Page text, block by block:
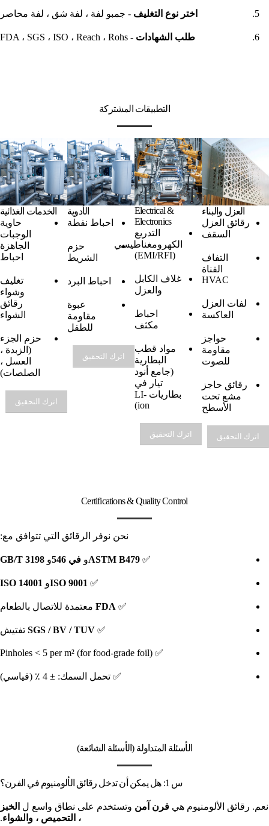
اختر نوع التغليف - جمبو لفة ، لفة شق ، لفة محاصر
طلب الشهادات - FDA ، SGS ، ISO ، Reach ، Rohs
التطبيقات المشتركة
العزل والبناء
رقائق العزل
السقف
التفاف
القناة
HVAC
لفات العزل
العاكسة
حواجز
مقاومة
للصوت
رقائق حاجز
مشع تحت
الأسطح
اترك التحقيق
Electrical &
Electronics
التدريع
الكهرومغناطيسي
(EMI/RFI)
غلاف الكابل
والعزل
احباط
مكثف
مواد قطب
البطارية
(جامع أنود
تيار في
بطاريات LI-
ion)
اترك التحقيق
الأدوية
احباط نفطة
حزم
الشريط
احباط البرد
عبوة
مقاومة
للطفل
اترك التحقيق
الخدمات الغذائية
حاوية
الوجبات
الجاهزة
احباط
تغليف
وشواء
رقائق
الشواء
حزم الجزء
(الزبدة ،
العسل ،
الصلصات)
اترك التحقيق
Certifications & Quality Control
نحن نوفر الرقائق التي تتوافق مع:
✅
ASTM B479و في 546 و GB/T 3198
✅
ISO 9001و ISO 14001
✅
FDA معتمدة للاتصال بالطعام
✅
SGS / BV / TUV تفتيش
✅ Pinholes < 5 per m² (for food-grade foil)
✅ تحمل السمك: ± 4 ٪ (قياسي)
الأسئلة المتداولة (الأسئلة الشائعة)
س 1: هل يمكن أن تدخل رقائق الألومنيوم في الفرن؟
نعم. رقائق الألومنيوم هي فرن آمن وتستخدم على نطاق واسع ل الخبز
، التحميص ، والشواء.